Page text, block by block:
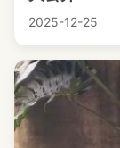
2025-12-25